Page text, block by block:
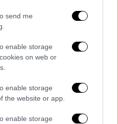
send me
enable storage
on web or
enable storage
the website or app.
enable storage